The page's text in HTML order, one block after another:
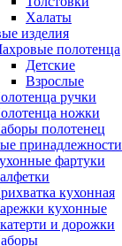
Халаты
изделия
полотенца
Детские
Взрослые
ручки
ножки
полотенец
принадлежности
фартуки
кухонная
кухонные
и дорожки